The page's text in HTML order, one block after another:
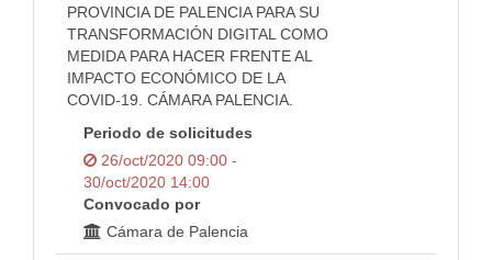
PROVINCIA DE PALENCIA PARA SU
TRANSFORMACIÓN DIGITAL COMO
MEDIDA PARA HACER FRENTE AL
IMPACTO ECONÓMICO DE LA
COVID-19. CÁMARA PALENCIA.
Periodo de solicitudes
26/oct/2020 09:00 -
30/oct/2020 14:00
Convocado por
Cámara de Palencia